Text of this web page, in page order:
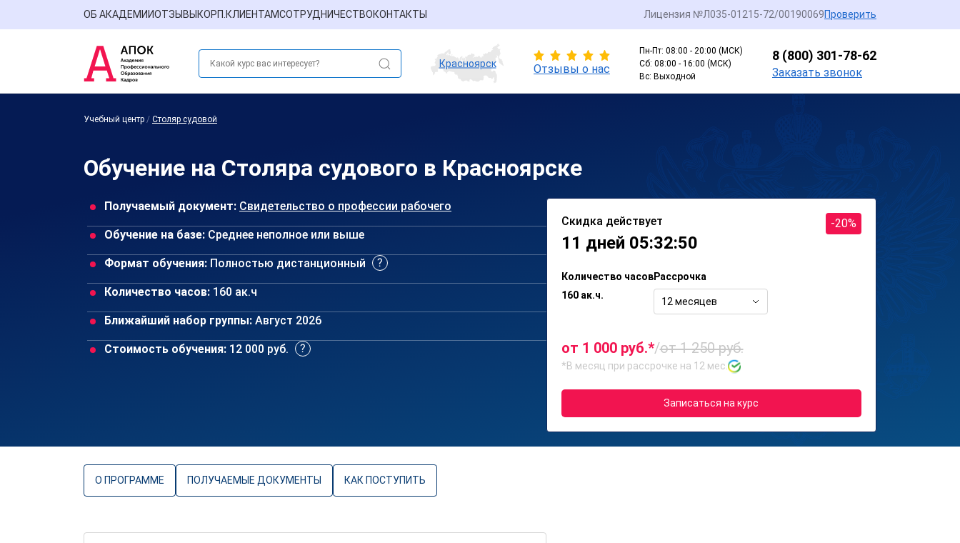
ОБ АКАДЕМИИОТЗЫВЫ КОРП.КЛИЕНТАМСОТРУДНИЧЕСТВОКОНТАКТЫ Лицензия №Л035-01215-72/00190069Проверить
Красноярск Отзывы о нас
Пн-Пт: 08:00 - 20:00 (МСК)
Сб: 08:00 - 16:00 (МСК)
Вс: Выходной
8 (800) 301-78-62
Заказать звонок
Учебный центр / Столяр судовой
Обучение на Столяра судового в Красноярске
Получаемый документ: Свидетельство о профессии рабочего
Обучение на базе: Среднее неполное или выше
Формат обучения: Полностью дистанционный
Количество часов: 160 ак.ч
Ближайший набор группы: Август 2026
Стоимость обучения: 12 000 руб.
Скидка действует
11 дней 05:32:50
-20%
Количество часов
160 ак.ч.
Рассрочка
12 месяцев
от 1 000 руб.*/от 1 250 руб.
*В месяц при рассрочке на 12 мес.
Записаться на курс
О ПРОГРАММЕ ПОЛУЧАЕМЫЕ ДОКУМЕНТЫ КАК ПОСТУПИТЬ